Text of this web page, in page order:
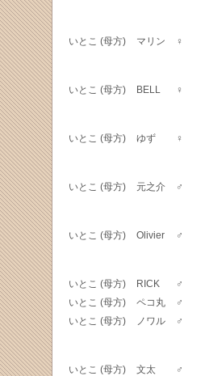
いとこ (母方) マリン ♀
いとこ (母方) BELL ♀
いとこ (母方) ゆず ♀
いとこ (母方) 元之介 ♂
いとこ (母方) Olivier ♂
いとこ (母方) RICK ♂
いとこ (母方) ペコ丸 ♂
いとこ (母方) ノワル ♂
いとこ (母方) 文太 ♂